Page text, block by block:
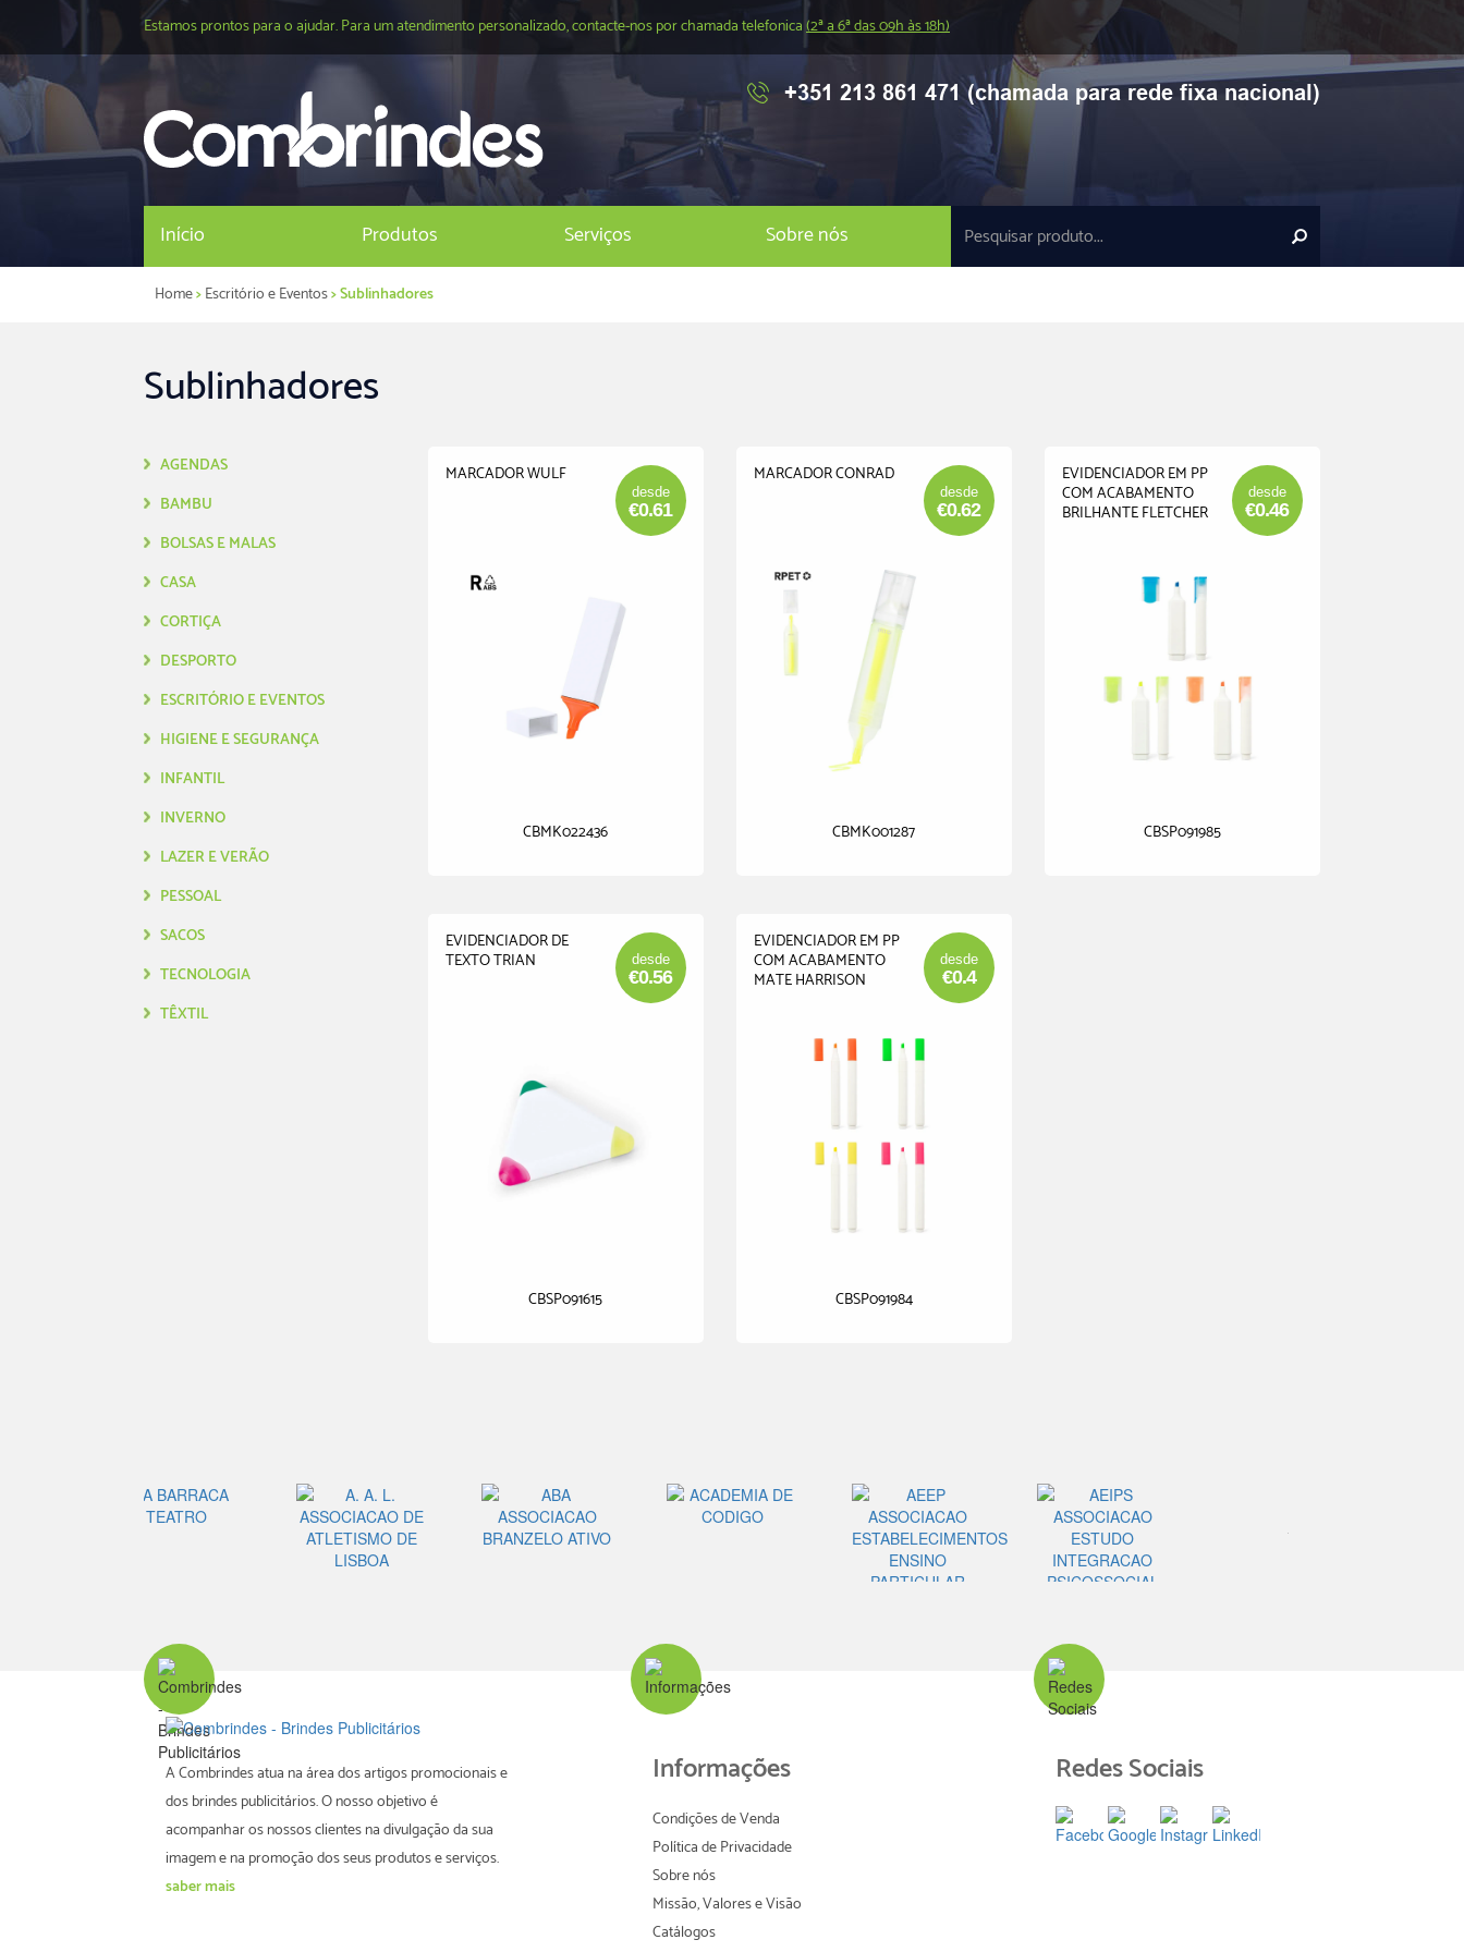
Estamos prontos para o ajudar. Para um atendimento personalizado, contacte-nos por chamada telefonica(2ª a 6ª das 09h às 18h)
+351 213 861 471 (chamada para rede fixa nacional)
Início Produtos Serviços Sobre nós
Home>Escritório e Eventos> Sublinhadores
Sublinhadores
AGENDAS
BAMBU
BOLSAS E MALAS
CASA
CORTIÇA
DESPORTO
ESCRITÓRIO E EVENTOS
HIGIENE E SEGURANÇA
INFANTIL
INVERNO
LAZER E VERÃO
PESSOAL
SACOS
TECNOLOGIA
TÊXTIL
MARCADOR WULF
desde
€0.61
CBMK022436
MARCADOR CONRAD
desde
€0.62
CBMK001287
EVIDENCIADOR EM PP
COM ACABAMENTO
BRILHANTE FLETCHER
desde
€0.46
CBSP091985
EVIDENCIADOR DE
TEXTO TRIAN desde
€0.56
CBSP091615
EVIDENCIADOR EM PP
COM ACABAMENTO
MATE HARRISON
desde
€0.4
CBSP091984
A Combrindes atua na área dos artigos promocionais e
dos brindes publicitários. O nosso objetivo é
acompanhar os nossos clientes na divulgação da sua
imagem e na promoção dos seus produtos e serviços.
saber mais
Informações
Condições de Venda
Política de Privacidade
Sobre nós
Missão, Valores e Visão
Catálogos
Redes Sociais